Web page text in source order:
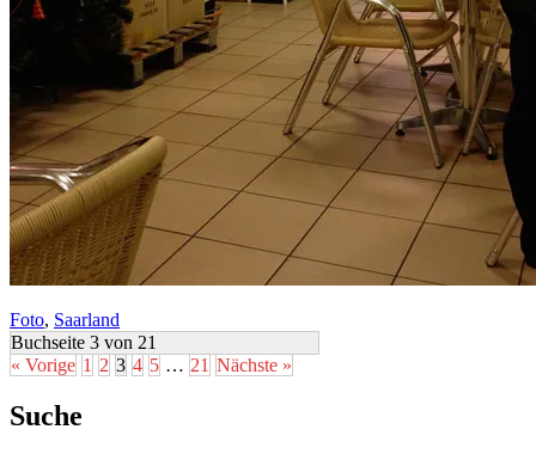
Foto, Saarland
Buchseite 3 von 21
« Vorige 1 2 3 4 5 … 21 Nächste »
Suche